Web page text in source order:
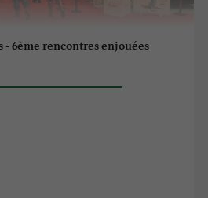
- 6ème rencontres enjouées